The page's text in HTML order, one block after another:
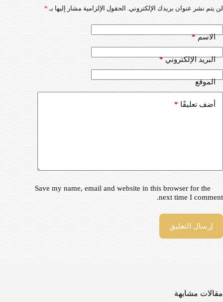
لن يتم نشر عنوان بريدك الإلكتروني. الحقول الإلزامية مشار إليها بـ *
الاسم*
البريد الإلكتروني*
الموقع
أضف تعليقًا *
Save my name, email and website in this browser for the
next time I comment.
إرسال التعليق
مقالات مشابهة